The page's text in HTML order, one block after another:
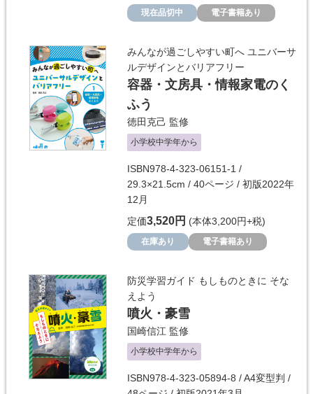
現在品切中 電子書籍あり
みんなが過ごしやすい町へ ユニバーサ
ルデザインとバリアフリー
容器・文房具・情報家電のく
ふう
徳田克己 監修
小学校中学年から
ISBN978-4-323-06151-1 /
29.3×21.5cm / 40ページ / 初版2022年
12月
定価3,520円 (本体3,200円+税)
在庫あり 電子書籍あり
防災学習ガイド もしものときに そな
えよう
噴火・豪雪
国崎信江 監修
小学校中学年から
ISBN978-4-323-05894-8 / A4変型判 /